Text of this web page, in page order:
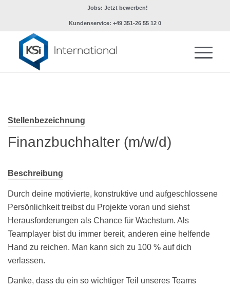
Jobs: Jetzt bewerben!
Kundenservice: +49 351-26 55 12 0
Stellenbezeichnung
Finanzbuchhalter (m/w/d)
Beschreibung
Durch deine motivierte, konstruktive und aufgeschlossene
Persönlichkeit treibst du Projekte voran und siehst
Herausforderungen als Chance für Wachstum. Als
Teamplayer bist du immer bereit, anderen eine helfende
Hand zu reichen. Man kann sich zu 100 % auf dich
verlassen.
Danke, dass du ein so wichtiger Teil unseres Teams